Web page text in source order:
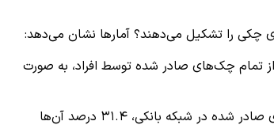
چکی را تشکیل می‌دهند؟ آمارها نشان می‌دهد:
از تمام چک‌های صادر شده توسط افراد، به صورت
از مجموع دسته‌چک‌های صادر شده در شبکه بانکی، ۳۱.۴ درصد آن‌ها